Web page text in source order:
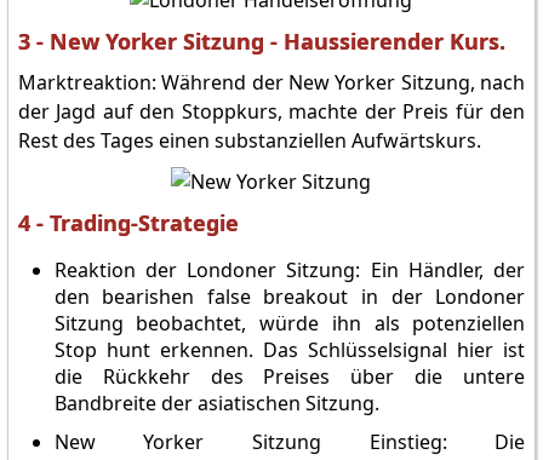
3 - New Yorker Sitzung - Haussierender Kurs.
Marktreaktion: Während der New Yorker Sitzung, nach
der Jagd auf den Stoppkurs, machte der Preis für den
Rest des Tages einen substanziellen Aufwärtskurs.
4 - Trading-Strategie
Reaktion der Londoner Sitzung: Ein Händler, der
den bearishen false breakout in der Londoner
Sitzung beobachtet, würde ihn als potenziellen
Stop hunt erkennen. Das Schlüsselsignal hier ist
die Rückkehr des Preises über die untere
Bandbreite der asiatischen Sitzung.
New Yorker Sitzung Einstieg: Die